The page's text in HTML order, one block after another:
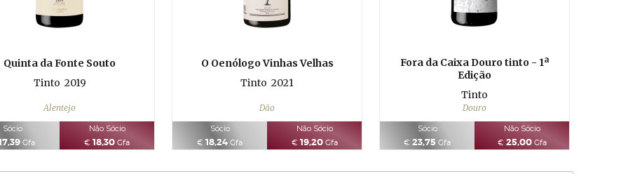
Quinta da Fonte Souto
Tinto 2019
Alentejo
Sócio
Gfa
Não Sócio
€ 18,30 Gfa
O Oenólogo Vinhas Velhas
Tinto 2021
Dão
Sócio
€ 18,24 Gfa
Não Sócio
€ 19,20 Gfa
Fora da Caixa Douro tinto - 1ª
Edição
Tinto
Douro
Sócio
€ 23,75 Gfa
Não Sócio
€ 25,00 Gfa